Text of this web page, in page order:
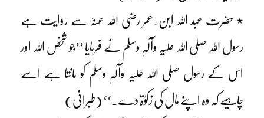
٭ حضرت عبد اللہ ابن ِ عمر رضی اللہ عنہٗ سے روایت ہے
رسول اللہ صلی اللہ علیہ وآلہٖ وسلم نے فرمایا ’’جو شخص اللہ اور
اس کے رسول صلی اللہ علیہ وآلہٖ وسلم کو مانتا ہے اسے
چاہیے کہ وہ اپنے مال کی زکوٰۃ دے۔‘‘ (طبرانی)